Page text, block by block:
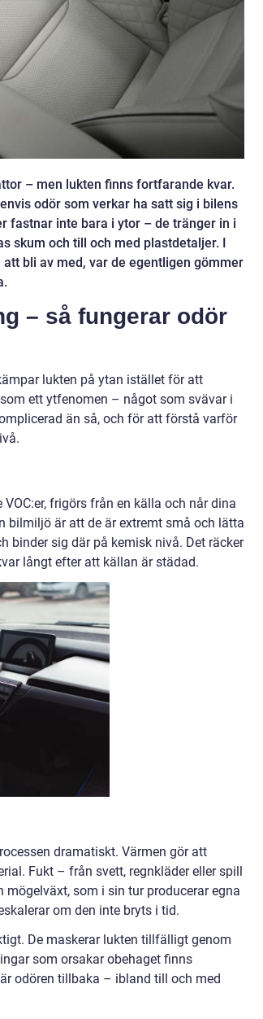
– men lukten finns fortfarande kvar.
odör som verkar ha satt sig i bilens
fastnar inte bara i ytor – de tränger in i
skum och till och med plastdetaljer. I
bli av med, var de egentligen gömmer
– så fungerar odör
lukten på ytan istället för att
ett ytfenomen – något som svävar i
än så, och för att förstå varför
frigörs från en källa och når dina
bilmiljö är att de är extremt små och lätta
binder sig där på kemisk nivå. Det räcker
långt efter att källan är städad.
dramatiskt. Värmen gör att
Fukt – från svett, regnkläder eller spill
som i sin tur producerar egna
om den inte bryts i tid.
De maskerar lukten tillfälligt genom
som orsakar obehaget finns
odören tillbaka – ibland till och med